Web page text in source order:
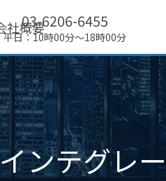
社概要
03-6206-6455
平日：10時00分～18時00分
ンテグレ